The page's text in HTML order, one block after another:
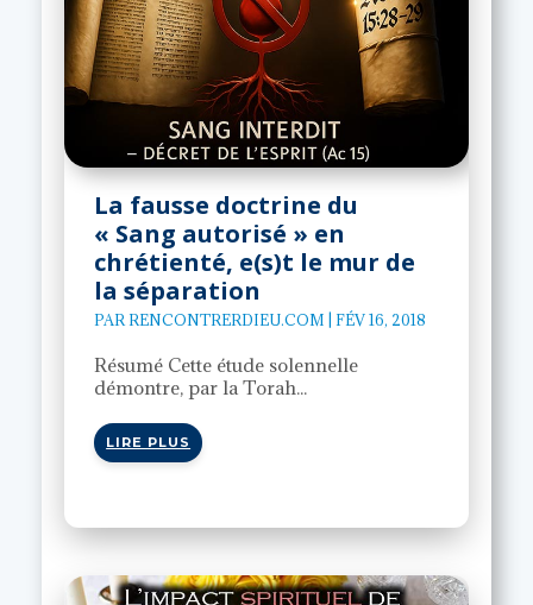
La fausse doctrine du
« Sang autorisé » en
chrétienté, e(s)t le mur de
la séparation
PARRENCONTRERDIEU.COM |FÉV 16, 2018
Résumé Cette étude solennelle
démontre, par la Torah...
LIRE PLUS